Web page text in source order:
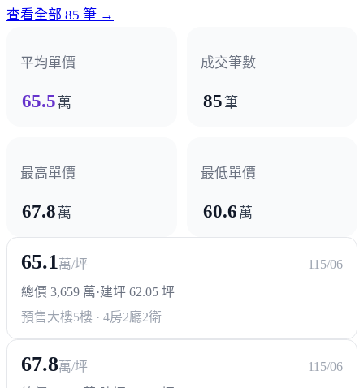
漢神購物中心(興建中)
查看全部 85 筆 →
平均單價
65.5 萬
成交筆數
85筆
最高單價
67.8 萬
最低單價
60.6 萬
65.1萬/坪
115/06
總價 3,659 萬·建坪 62.05 坪
預售大樓5樓 · 4房2廳2衛
67.8萬/坪
115/06